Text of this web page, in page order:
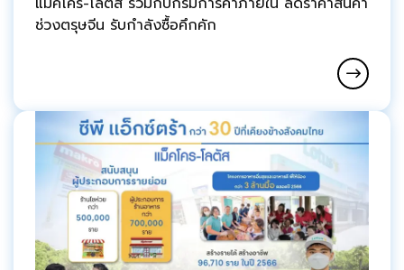
ช่วงตรุษจีน รับกำลังซื้อคึกคัก